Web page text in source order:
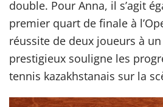
double. Pour Anna, il s’agit
premier quart de finale à
réussite de deux joueurs à
prestigieux souligne les
tennis kazakhstanais sur la